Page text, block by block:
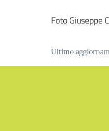
Foto Giuseppe
Ultimo